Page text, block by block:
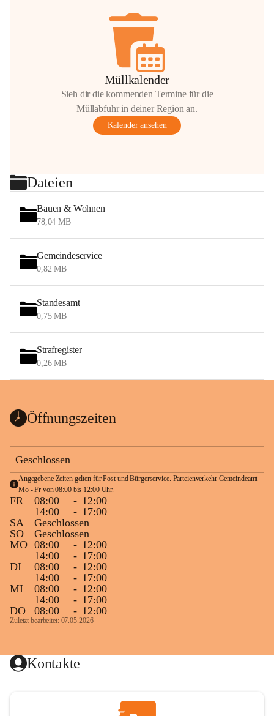
Müllkalender
Sieh dir die kommenden Termine für die
Müllabfuhr in deiner Region an.
Kalender ansehen
Dateien
Bauen & Wohnen
78,04 MB
Gemeindeservice
0,82 MB
Standesamt
0,75 MB
Strafregister
0,26 MB
Öffnungszeiten
Geschlossen
Angegebene Zeiten gelten für Post und Bürgerservice. Parteienverkehr Gemeindeamt
Mo - Fr von 08:00 bis 12:00 Uhr.
FR 08:00 - 12:00
14:00
- 17:00
SA
Geschlossen
SO
Geschlossen
MO 08:00 - 12:00
14:00
- 17:00
DI
08:00 - 12:00
14:00
- 17:00
MI
08:00 - 12:00
14:00
- 17:00
DO
08:00 - 12:00
Zuletzt bearbeitet: 07.05.2026
Kontakte